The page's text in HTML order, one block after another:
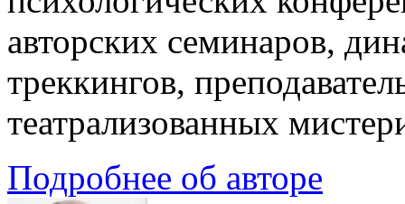
авторских семинаров,
треккингов,
театрализованных
Подробнее об авторе